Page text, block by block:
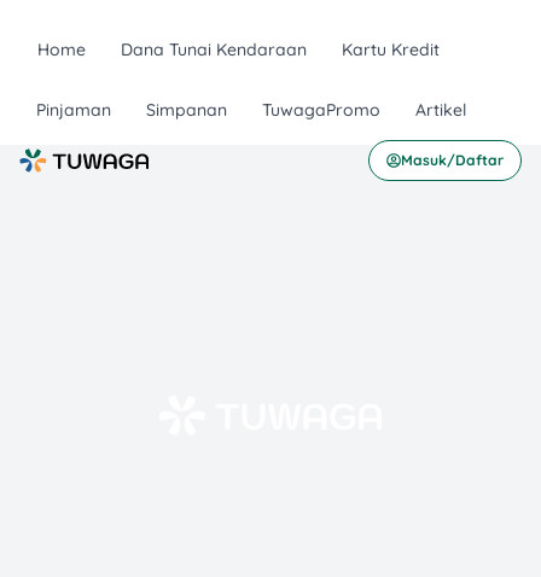
Home Dana Tunai Kendaraan Kartu Kredit
Pinjaman Simpanan TuwagaPromo Artikel
Masuk/Daftar